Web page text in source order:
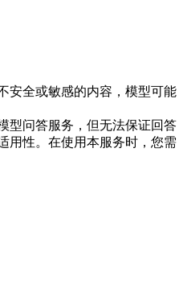
安全或敏感的内容，模型可能
型问答服务，但无法保证回答
用性。在使用本服务时，您需